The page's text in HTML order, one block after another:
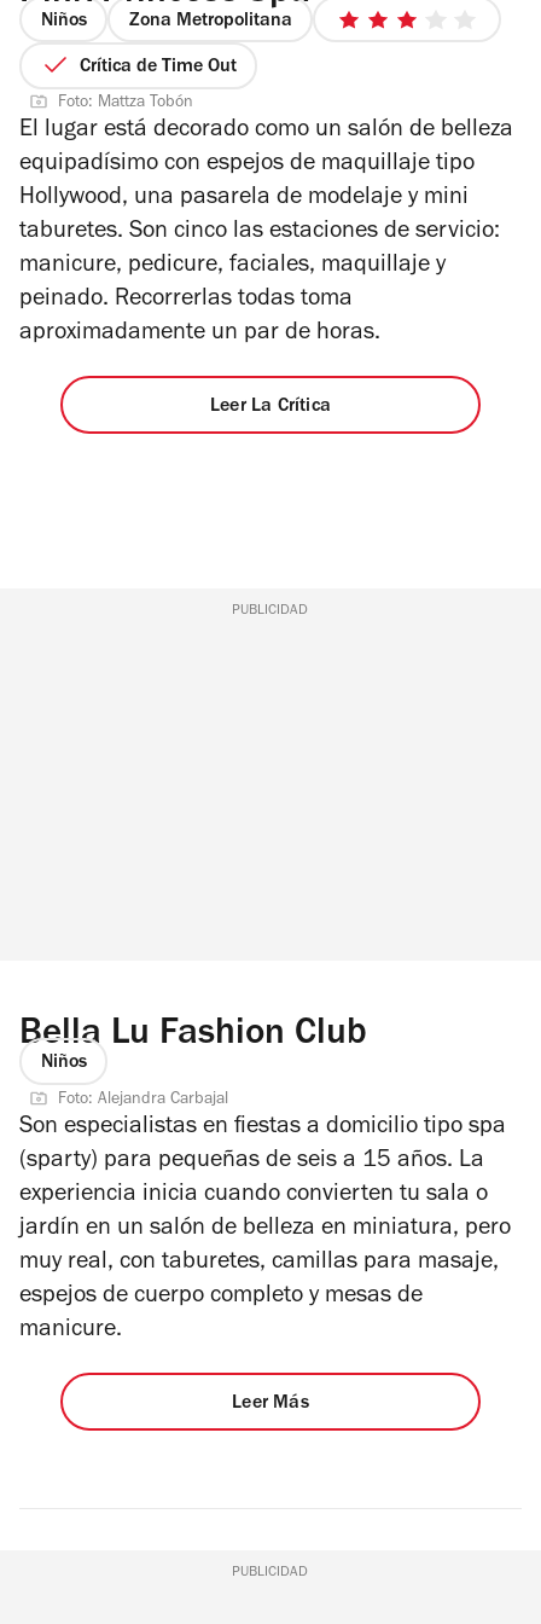
Niños Zona Metropolitana
3
estrellas
Crítica de Time Out
Foto: Mattza Tobón
El lugar está decorado como un salón de belleza
equipadísimo con espejos de maquillaje tipo
Hollywood, una pasarela de modelaje y mini
taburetes. Son cinco las estaciones de servicio:
manicure, pedicure, faciales, maquillaje y
peinado. Recorrerlas todas toma
aproximadamente un par de horas.
Leer La Crítica
PUBLICIDAD
Bella Lu Fashion Club
Niños
Foto: Alejandra Carbajal
Son especialistas en fiestas a domicilio tipo spa
(sparty) para pequeñas de seis a 15 años. La
experiencia inicia cuando convierten tu sala o
jardín en un salón de belleza en miniatura, pero
muy real, con taburetes, camillas para masaje,
espejos de cuerpo completo y mesas de
manicure.
Leer Más
PUBLICIDAD